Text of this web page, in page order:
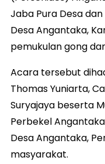
Jaba Pura Desa
Desa Angantaka,
pemukulan gong
Acara tersebut
Thomas Yuniarta,
Suryajaya beserta
Perbekel Angantaka
Desa Angantaka,
masyarakat.